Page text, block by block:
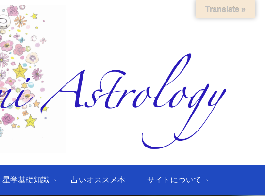
星学基礎知識 占いオススメ本 サイトについて
Translate »